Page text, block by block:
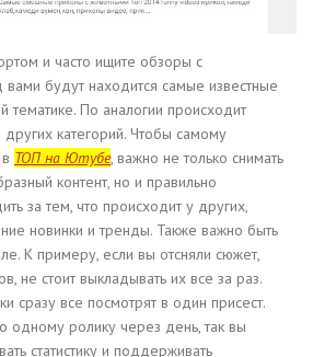
и часто ищите обзоры с
будут находится самые известные
тематике. По аналогии происходит
категорий. Чтобы самому
ТОП на Ютубе, важно не только снимать
контент, но и правильно
за тем, что происходит у других,
новинки и тренды. Также важно быть
К примеру, если вы отсняли сюжет,
не стоит выкладывать их все за раз.
сразу все посмотрят в один присест.
одному ролику через день, так вы
статистику и поддерживать